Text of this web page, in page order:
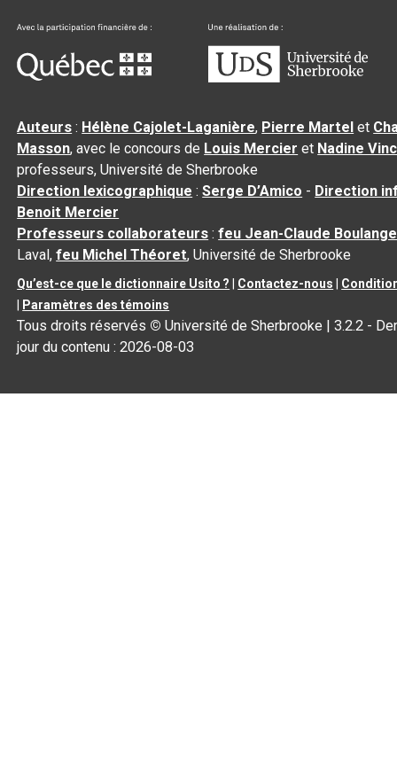
Auteurs : Hélène Cajolet-Laganière, Pierre Martel et
Masson, avec le concours de Louis Mercier et Nadine
professeurs, Université de Sherbrooke
Direction lexicographique :Serge D’Amico - Direction
Benoit Mercier
Professeurs collaborateurs :feu Jean-Claude
Laval,feu Michel Théoret, Université de Sherbrooke
Qu’est-ce que le dictionnaire Usito ? Contactez-nous
Paramètres des témoins
Tous droits réservés © Université de Sherbrooke |3.2.2 -
jour du contenu :2026-08-03